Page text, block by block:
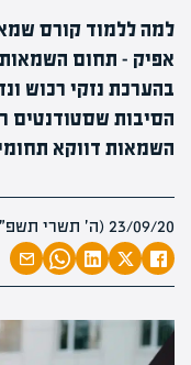
למה ללמוד קורס
אפיק - תחום
בהערכת נזקי רכוש
הסיבות שסטודנטים
השמאות דווקא
23/09/20 (ה׳ תשרי תשפ״א)